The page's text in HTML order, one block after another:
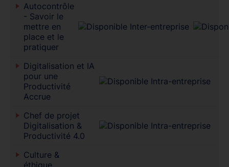
Autocontrôle
- Savoir le
mettre en
place et le
pratiquer
Digitalisation et IA
pour une
Productivité
Accrue
Chef de projet
Digitalisation &
Productivité 4.0
Culture &
éthique